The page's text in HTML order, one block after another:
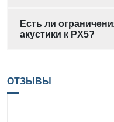
Есть ли
акустики к PX5?
ОТЗЫВЫ